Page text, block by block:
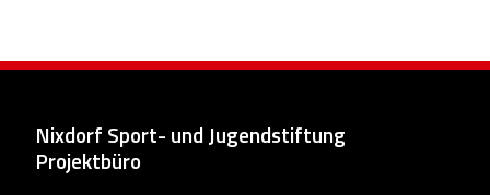
Nixdorf Sport- und Jugendstiftung
Projektbüro